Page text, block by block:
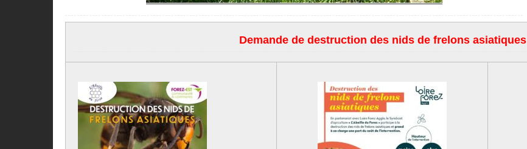
Demande de destruction des nids de frelons asiatiques